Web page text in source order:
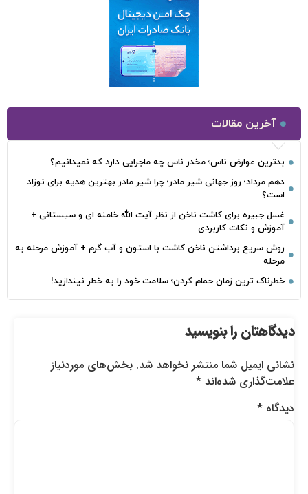
آخرین مقالات
بدترین عوارض ناس؛ مخدر ناس چه ماجرایی دارد که نمیدانیم؟
دهم مرداد؛ روز جهانی شیر مادر؛ چرا شیر مادر بهترین هدیه برای نوزاد
است؟
غسل جبیره برای کاشت ناخن از نظر آیت الله خامنه ای و سیستانی +
آموزش و نکات کاربردی
روش سریع برداشتن ناخن کاشت با استون و آب گرم + آموزش مرحله به
مرحله
خطرناک‌ ترین زمان‌ حمام کردن؛ سلامت خود را به خطر نیندازید!
دیدگاهتان را بنویسید
نشانی ایمیل شما منتشر نخواهد شد. بخش‌های موردنیاز
علامت‌گذاری شده‌اند*
دیدگاه*